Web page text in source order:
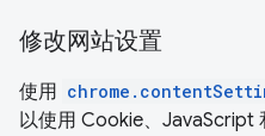
修改网站设置
使用
以使用 Cookie、JavaScript